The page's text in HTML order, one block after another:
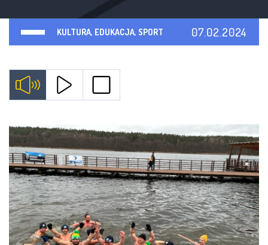
KULTURA, EDUKACJA, SPORT 07.02.2024